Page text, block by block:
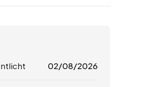
02/08/2026